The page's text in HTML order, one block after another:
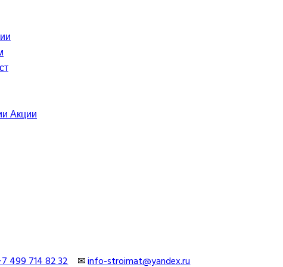
Акции
499 714 82 32✉info-stroimat@yandex.ru